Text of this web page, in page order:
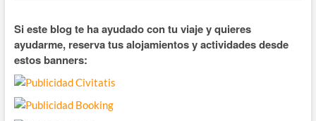
Si este blog te ha ayudado con tu viaje y quieres
ayudarme, reserva tus alojamientos y actividades desde
estos banners: